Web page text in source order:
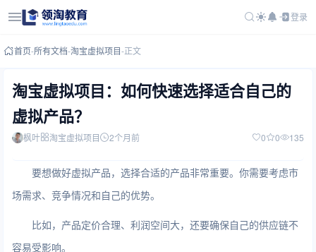
登录
首页-所有文档-淘宝虚拟项目-正文
淘宝虚拟项目：如何快速选择适合自己的
虚拟产品？
枫叶 淘宝虚拟项目 2个月前 0 0 135
要想做好虚拟产品，选择合适的产品非常重要。你需要考虑市
场需求、竞争情况和自己的优势。
比如，产品定价合理、利润空间大，还要确保自己的供应链不
容易受影响。